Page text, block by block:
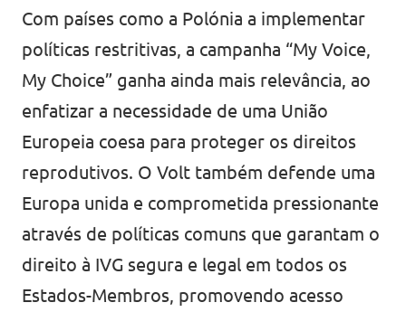
Com países como a Polónia a implementar
políticas restritivas, a campanha “My Voice,
My Choice” ganha ainda mais relevância, ao
enfatizar a necessidade de uma União
Europeia coesa para proteger os direitos
reprodutivos. O Volt também defende uma
Europa unida e comprometida pressionante
através de políticas comuns que garantam o
direito à IVG segura e legal em todos os
Estados-Membros, promovendo acesso